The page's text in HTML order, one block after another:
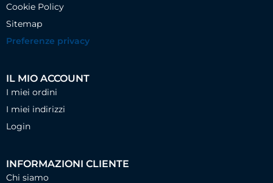
Cookie Policy
Sitemap
Preferenze privacy
IL MIO ACCOUNT
I miei ordini
I miei indirizzi
Login
INFORMAZIONI CLIENTE
Chi siamo